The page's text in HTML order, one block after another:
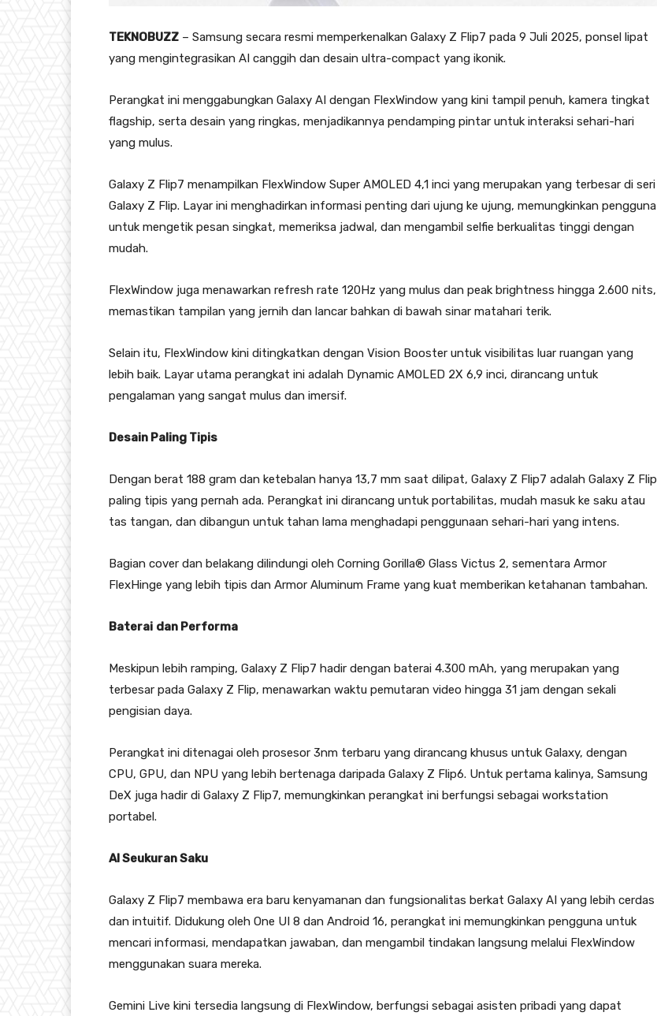
TEKNOBUZZ – Samsung secara resmi memperkenalkan Galaxy Z Flip7 pada 9 Juli 2025, ponsel lipat
yang mengintegrasikan AI canggih dan desain ultra-compact yang ikonik.
Perangkat ini menggabungkan Galaxy AI dengan FlexWindow yang kini tampil penuh, kamera tingkat
flagship, serta desain yang ringkas, menjadikannya pendamping pintar untuk interaksi sehari-hari
yang mulus.
Galaxy Z Flip7 menampilkan FlexWindow Super AMOLED 4,1 inci yang merupakan yang terbesar di seri
Galaxy Z Flip. Layar ini menghadirkan informasi penting dari ujung ke ujung, memungkinkan pengguna
untuk mengetik pesan singkat, memeriksa jadwal, dan mengambil selfie berkualitas tinggi dengan
mudah.
FlexWindow juga menawarkan refresh rate 120Hz yang mulus dan peak brightness hingga 2.600 nits,
memastikan tampilan yang jernih dan lancar bahkan di bawah sinar matahari terik.
Selain itu, FlexWindow kini ditingkatkan dengan Vision Booster untuk visibilitas luar ruangan yang
lebih baik. Layar utama perangkat ini adalah Dynamic AMOLED 2X 6,9 inci, dirancang untuk
pengalaman yang sangat mulus dan imersif.
Desain Paling Tipis
Dengan berat 188 gram dan ketebalan hanya 13,7 mm saat dilipat, Galaxy Z Flip7 adalah Galaxy Z Flip
paling tipis yang pernah ada. Perangkat ini dirancang untuk portabilitas, mudah masuk ke saku atau
tas tangan, dan dibangun untuk tahan lama menghadapi penggunaan sehari-hari yang intens.
Bagian cover dan belakang dilindungi oleh Corning Gorilla® Glass Victus 2, sementara Armor
FlexHinge yang lebih tipis dan Armor Aluminum Frame yang kuat memberikan ketahanan tambahan.
Baterai dan Performa
Meskipun lebih ramping, Galaxy Z Flip7 hadir dengan baterai 4.300 mAh, yang merupakan yang
terbesar pada Galaxy Z Flip, menawarkan waktu pemutaran video hingga 31 jam dengan sekali
pengisian daya.
Perangkat ini ditenagai oleh prosesor 3nm terbaru yang dirancang khusus untuk Galaxy, dengan
CPU, GPU, dan NPU yang lebih bertenaga daripada Galaxy Z Flip6. Untuk pertama kalinya, Samsung
DeX juga hadir di Galaxy Z Flip7, memungkinkan perangkat ini berfungsi sebagai workstation
portabel.
AI Seukuran Saku
Galaxy Z Flip7 membawa era baru kenyamanan dan fungsionalitas berkat Galaxy AI yang lebih cerdas
dan intuitif. Didukung oleh One UI 8 dan Android 16, perangkat ini memungkinkan pengguna untuk
mencari informasi, mendapatkan jawaban, dan mengambil tindakan langsung melalui FlexWindow
menggunakan suara mereka.
Gemini Live kini tersedia langsung di FlexWindow, berfungsi sebagai asisten pribadi yang dapat